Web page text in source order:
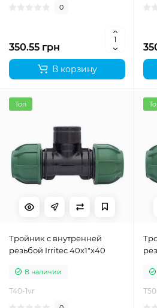
0
350.55 грн
В корзину
Топ
Тройник с внутренней
резьбой Irritec 40х1"х40
В наличии
T40-1vr